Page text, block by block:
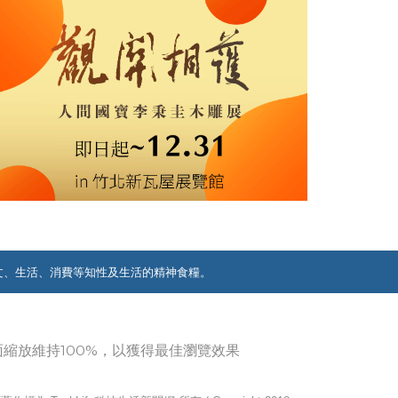
生活、消費等知性及生活的精神食糧。
放維持100%，以獲得最佳瀏覽效果